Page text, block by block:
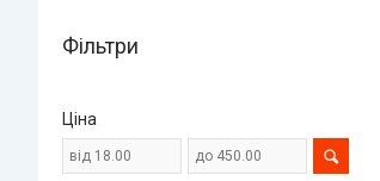
Фільтри
Ціна